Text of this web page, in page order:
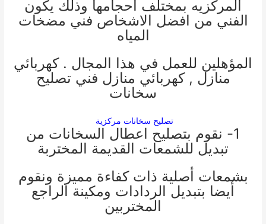
المركزيه بمختلف احجامها وذلك يكون
الفني من افضل الاشخاص فني مضخات
المياه
المؤهلين للعمل في هذا المجال .كهربائي
منازل ,كهربائي منازل فني تصليح
سخانات
تصليح سخانات مركزية
1- نقوم بتصليح اعطال السخانات من
تبديل للشمعات القديمة المختربة
بشمعات أصلية ذات كفاءة مميزة ونقوم
أيضا بتبديل الردادات ومكينة الراجع
المختربين